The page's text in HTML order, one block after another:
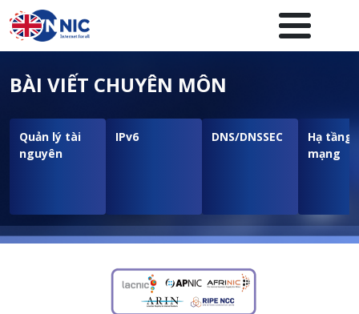
Nhảy đến nội dung
Menuheader của website
BÀI VIẾT CHUYÊN MÔN
Quản lý tài
nguyên
IPv6 DNS/DNSSEC
Hạ tầng
mạng